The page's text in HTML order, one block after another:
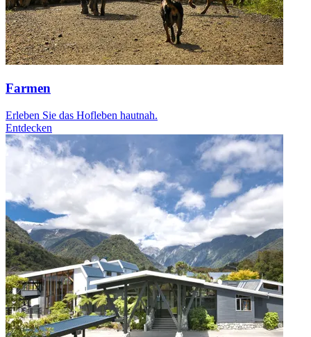
Farmen
Erleben Sie das Hofleben hautnah.
Entdecken